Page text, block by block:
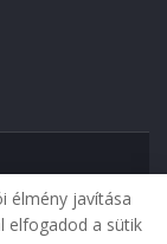
élmény javítása
elfogadod a sütik